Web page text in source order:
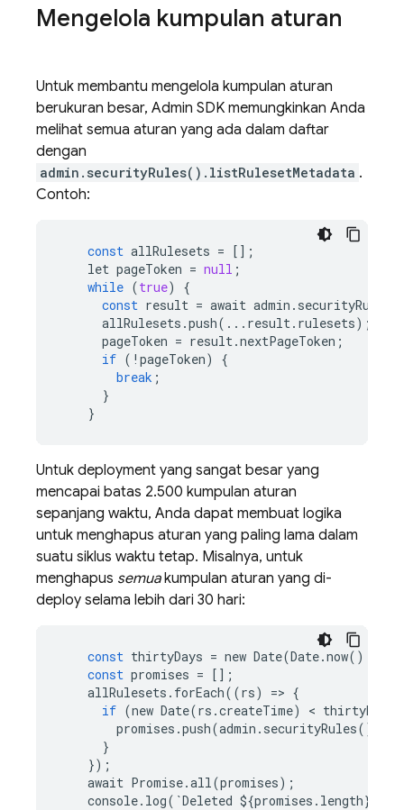
Mengelola kumpulan aturan
Untuk membantu mengelola kumpulan aturan
berukuran besar, Admin SDK memungkinkan Anda
melihat semua aturan yang ada dalam daftar
dengan
admin.securityRules().listRulesetMetadata .
Contoh:
const allRulesets = [];
let pageToken = null ;
while (true)
{
const result = await admin . securityRules
allRulesets .push( ... result. rulesets);
pageToken = result.nextPageToken ;
if ( ! pageToken)
{
break ;
}
}
Untuk deployment yang sangat besar yang
mencapai batas 2.500 kumpulan aturan
sepanjang waktu, Anda dapat membuat logika
untuk menghapus aturan yang paling lama dalam
suatu siklus waktu tetap. Misalnya, untuk
menghapus semuakumpulan aturan yang di-
deploy selama lebih dari 30 hari:
const thirtyDays = new Date(Date.now()
const promises = [];
allRulesets . forEach((rs) => {
if (new Date(rs .createTime) < thirtyDays
promises .push(admin . securityRules()
}
});
await Promise.all(promises);
console. log( `Deleted ${promises . length}